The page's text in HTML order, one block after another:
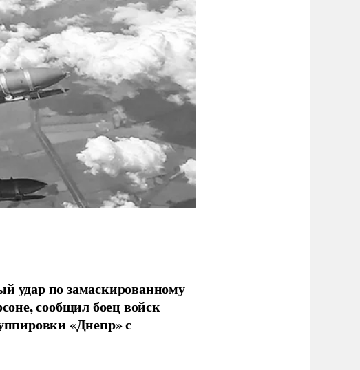
удар по замаскированному
сообщил боец войск
«Днепр» с